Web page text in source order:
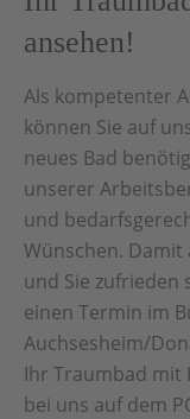
ansehen!
Als kompetenter
können Sie auf
neues Bad
unserer
und
Wünschen. Damit
und Sie zufrieden
einen Termin im
Auchsesheim/
Ihr Traumbad mit
bei uns auf dem